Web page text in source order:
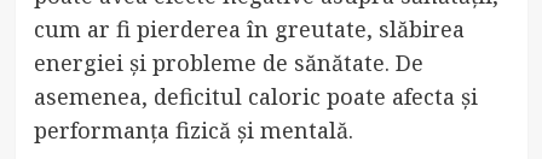
cum ar fi pierderea în greutate, slăbirea
energiei și probleme de sănătate. De
asemenea, deficitul caloric poate afecta și
performanța fizică și mentală.